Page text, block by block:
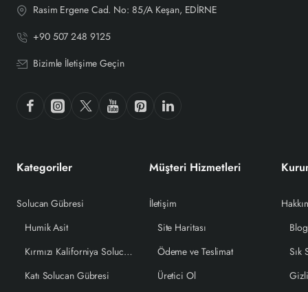
Rasim Ergene Cad. No: 85/A Keşan, EDİRNE
+90 507 248 9125
Bizimle İletişime Geçin
Kategoriler
Solucan Gübresi
Humik Asit
Kırmızı Kaliforniya Solucanı
Katı Solucan Gübresi
Müşteri Hizmetleri
İletişim
Site Haritası
Ödeme ve Teslimat
Üretici Ol
Blog
Sık